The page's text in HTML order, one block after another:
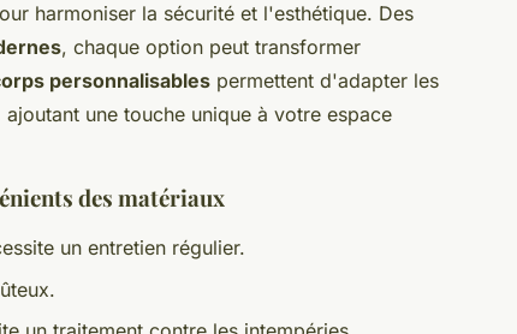
harmoniser la sécurité et l'esthétique. Des
, chaque option peut transformer
personnalisables permettent d'adapter les
une touche unique à votre espace
des matériaux
un entretien régulier.